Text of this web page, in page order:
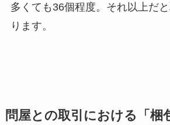
多くても36個程度。それ以上だ
ります。
問屋との取引における「梱